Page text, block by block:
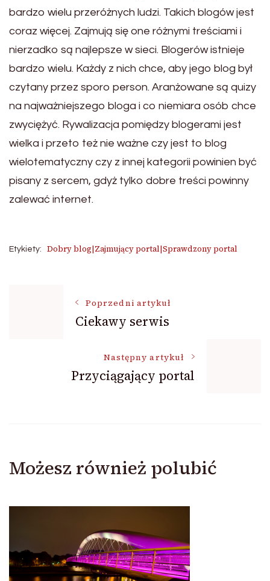
bardzo wielu przeróżnych ludzi. Takich blogów jest
coraz więcej. Zajmują się one różnymi treściami i
nierzadko są najlepsze w sieci. Blogerów istnieje
bardzo wielu. Każdy z nich chce, aby jego blog był
czytany przez sporo person. Aranżowane są quizy
na najważniejszego bloga i co niemiara osób chce
zwyciężyć. Rywalizacja pomiędzy blogerami jest
wielka i przeto też nie ważne czy jest to blog
wielotematyczny czy z innej kategorii powinien być
pisany z sercem, gdyż tylko dobre treści powinny
zalewać internet.
Etykiety: Dobry blog|Zajmujący portal|Sprawdzony portal
NawigacjaPoprzedni artykuł
Ciekawy serwis
Następny artykuł
Przyciągający portal
Możesz również polubić